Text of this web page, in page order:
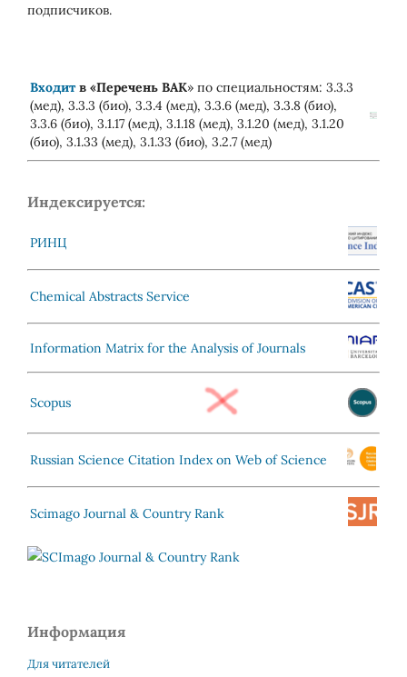
подписчиков.
Входит в «Перечень ВАК» по специальностям: 3.3.3
(мед), 3.3.3 (био), 3.3.4 (мед), 3.3.6 (мед), 3.3.8 (био),
3.3.6 (био), 3.1.17 (мед), 3.1.18 (мед), 3.1.20 (мед), 3.1.20
(био), 3.1.33 (мед), 3.1.33 (био), 3.2.7 (мед)
Индексируется:
РИНЦ
Chemical Abstracts Service
Information Matrix for the Analysis of Journals
Scopus
Russian Science Citation Index on Web of Science
Scimago Journal & Country Rank
Информация
Для читателей